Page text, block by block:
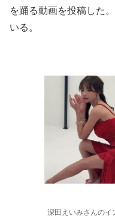
を踊る動画を投稿した
いる。
深田えいみさんのイ